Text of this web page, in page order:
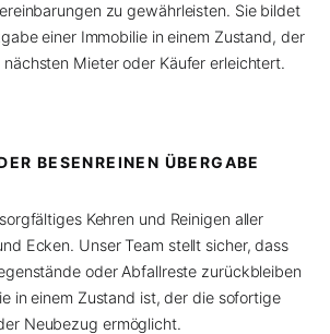
zu gewährleisten. Sie bildet
einer Immobilie in einem Zustand, der
Mieter oder Käufer erleichtert.
BESENREINEN ÜBERGABE
Kehren und Reinigen aller
Ecken. Unser Team stellt sicher, dass
oder Abfallreste zurückbleiben
in einem Zustand ist, der die sofortige
Neubezug ermöglicht.